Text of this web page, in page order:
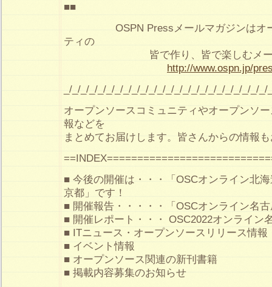
■■
OSPN Pressメールマガジンはオー
ティの
皆で作り、皆で楽しむメール
http://www.ospn.jp/
_/_/_/_/_/_/_/_/_/_/_/_/_/_/_/_/_/_/_/_/_/_/_/
オープンソースコミュニティやオープンソ
報などを
まとめてお届けします。皆さんからの情報
■ 今後の開催は・・・「OSCオンライン北
京都」です！
■ 開催報告・・・・・「OSCオンライン名
■ 開催レポート・・・ OSC2022オンライン
■ ITニュース・オープンソースリリース情報
■ イベント情報
■ オープンソース関連の新刊書籍
■ 掲載内容募集のお知らせ